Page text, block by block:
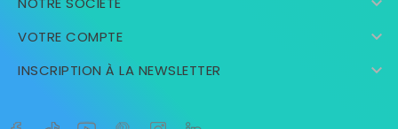
VOTRE COMPTE 
INSCRIPTION À LA NEWSLETTER 